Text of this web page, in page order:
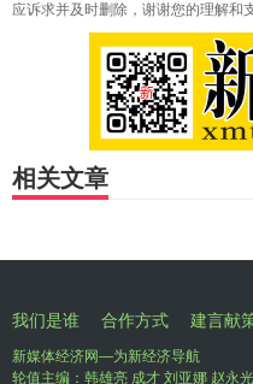
应诉求并及时删除，谢谢您的理解和
相关文章
我们是谁 合作方式 建言献
新媒体经济网—为新经济导航
轮值主编：韩雄亮 成才 刘亚娜 赵永